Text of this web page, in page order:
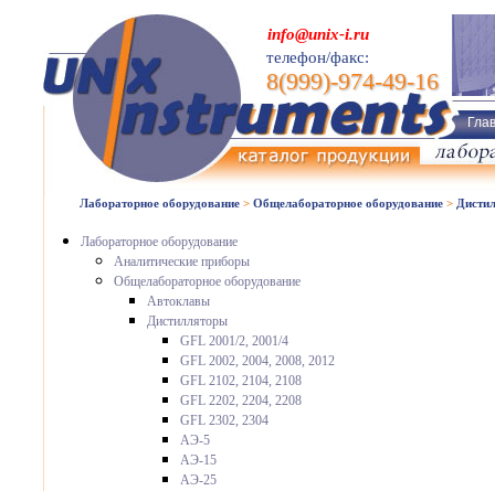
info@unix-i.ru
телефон/факс:
8(999)-974-49-16
Лабораторное оборудование > Общелабораторное оборудование >
Лабораторное оборудование
Аналитические приборы
Общелабораторное оборудование
Автоклавы
Дистилляторы
GFL 2001/2, 2001/4
GFL 2002, 2004, 2008, 2012
GFL 2102, 2104, 2108
GFL 2202, 2204, 2208
GFL 2302, 2304
АЭ-5
АЭ-15
АЭ-25